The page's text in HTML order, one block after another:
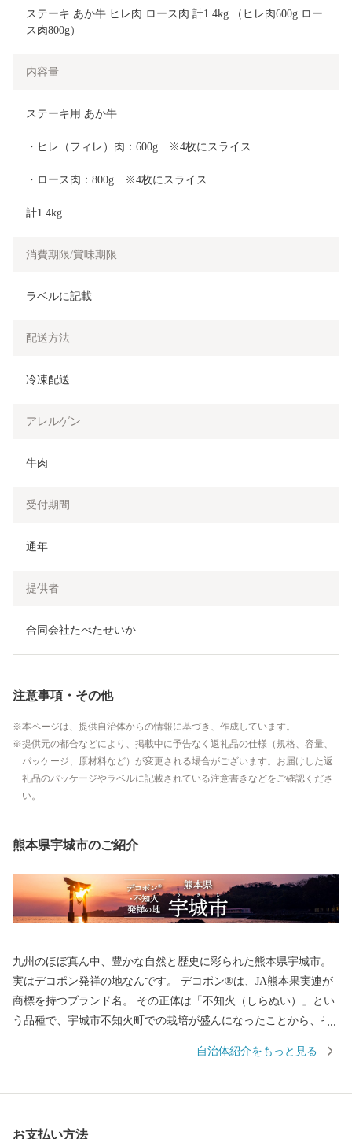
ステーキ あか牛 ヒレ肉 ロース肉 計1.4kg （ヒレ肉600g ロー
ス肉800g）
内容量
ステーキ用 あか牛
・ヒレ（フィレ）肉：600g　※4枚にスライス
・ロース肉：800g　※4枚にスライス
計1.4kg
消費期限/賞味期限
ラベルに記載
配送方法
冷凍配送
アレルゲン
牛肉
受付期間
通年
提供者
合同会社たべたせいか
注意事項・その他
本ページは、提供自治体からの情報に基づき、作成しています。
提供元の都合などにより、掲載中に予告なく返礼品の仕様（規格、容量、
パッケージ、原材料など）が変更される場合がございます。お届けした返
礼品のパッケージやラベルに記載されている注意書きなどをご確認くださ
い。
熊本県宇城市のご紹介
九州のほぼ真ん中、豊かな自然と歴史に彩られた熊本県宇城市。
実はデコポン発祥の地なんです。 デコポン®は、JA熊本果実連が
商標を持つブランド名。 その正体は「不知火（しらぬい）」とい
う品種で、宇城市不知火町での栽培が盛んになったことから、そ
軽に食べられる手頃さから、地元でも全国でも大人気。まさに“柑
自治体紹介をもっと見る
お支払い方法